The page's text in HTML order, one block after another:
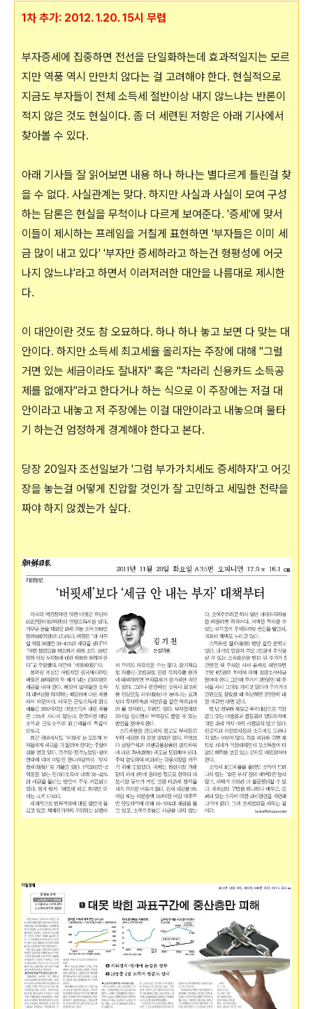
1차 추가: 2012. 1.20. 15시 무렵
부자증세에 집중하면 전선을 단일화하는데 효과적일지는 모르
지만 역풍 역시 만만치 않다는 걸 고려해야 한다. 현실적으로
지금도 부자들이 전체 소득세 절반이상 내지 않느냐는 반론이
적지 않은 것도 현실이다. 좀 더 세련된 저항은 아래 기사에서
찾아볼 수 있다.
아래 기사들 잘 읽어보면 내용 하나 하나는 별다르게 틀린걸 찾
을 수 없다. 사실관계는 맞다. 하지만 사실과 사실이 모여 구성
하는 담론은 현실을 무척이나 다르게 보여준다. '증세'에 맞서
이들이 제시하는 프레임을 거칠게 표현하면 '부자들은 이미 세
금 많이 내고 있다' '부자만 증세하라고 하는건 형평성에 어긋
나지 않느냐'라고 하면서 이러저러한 대안을 나름대로 제시한
다.
이 대안이란 것도 참 오묘하다. 하나 하나 놓고 보면 다 맞는 대
안이다. 하지만 소득세 최고세율 올리자는 주장에 대해 "그럴
거면 있는 세금이라도 잘내자" 혹은 "차라리 신용카드 소득공
제를 없애자"라고 한다거나 하는 식으로 이 주장에는 저걸 대
안이라고 내놓고 저 주장에는 이걸 대안이라고 내놓으며 물타
기 하는건 엄정하게 경계해야 한다고 본다.
당장 20일자 조선일보가 '그럼 부가가치세도 증세하자'고 어깃
장을 놓는걸 어떻게 진압할 것인가 잘 고민하고 세밀한 전략을
짜야 하지 않겠는가 싶다.